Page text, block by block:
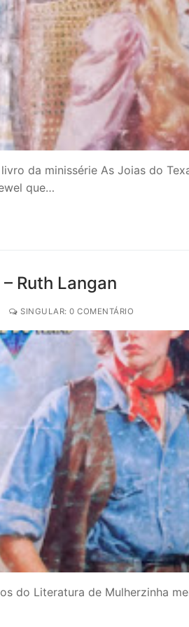
da minissérie As Joias do
que…
Ruth Langan
SINGULAR: 0 COMENTÁRIO
do Literatura de Mulherzinha